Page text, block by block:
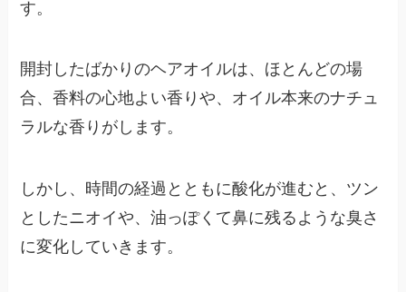
す。
開封したばかりのヘアオイルは、ほとんどの場
合、香料の心地よい香りや、オイル本来のナチュ
ラルな香りがします。
しかし、時間の経過とともに酸化が進むと、ツン
としたニオイや、油っぽくて鼻に残るような臭さ
に変化していきます。